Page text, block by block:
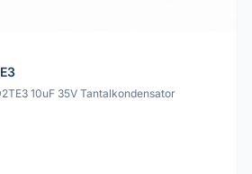
10uF 35V Tantalkondensator